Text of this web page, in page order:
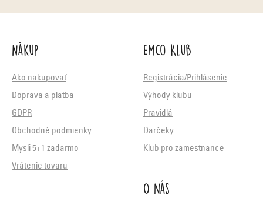
Nákup
Ako nakupovať
Doprava a platba
GDPR
Obchodné podmienky
Mysli 5+1 zadarmo
Vrátenie tovaru
Emco Klub
Registrácia/Prihlásenie
Výhody klubu
Pravidlá
Darčeky
Klub pro zamestnance
O nás